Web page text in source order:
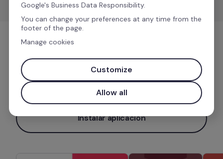
Viaje
Más información
Instalar aplicación
Google's Business Data Responsibility.
You can change your preferences at any time from the
footer of the page.
Manage cookies
Customize
Allow all